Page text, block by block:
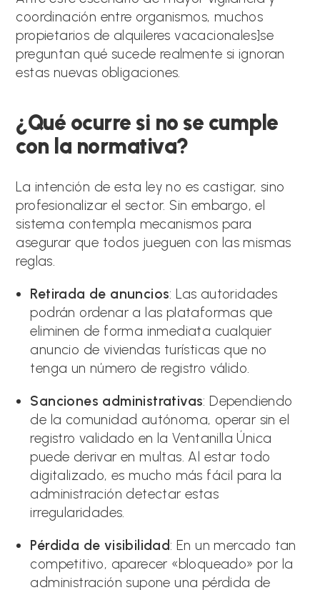
coordinación entre organismos, muchos
propietarios de alquileres vacacionales]se
preguntan qué sucede realmente si ignoran
estas nuevas obligaciones.
¿Qué ocurre si no se cumple
con la normativa?
La intención de esta ley no es castigar, sino
profesionalizar el sector. Sin embargo, el
sistema contempla mecanismos para
asegurar que todos jueguen con las mismas
reglas.
Retirada de anuncios: Las autoridades
podrán ordenar a las plataformas que
eliminen de forma inmediata cualquier
anuncio de viviendas turísticas que no
tenga un número de registro válido.
Sanciones administrativas: Dependiendo
de la comunidad autónoma, operar sin el
registro validado en la Ventanilla Única
puede derivar en multas. Al estar todo
digitalizado, es mucho más fácil para la
administración detectar estas
irregularidades.
Pérdida de visibilidad: En un mercado tan
competitivo, aparecer «bloqueado» por la
administración supone una pérdida de